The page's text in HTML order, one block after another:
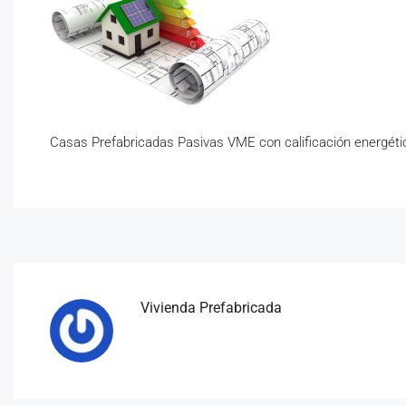
Casas Prefabricadas Pasivas VME con calificación
Vivienda Prefabricada